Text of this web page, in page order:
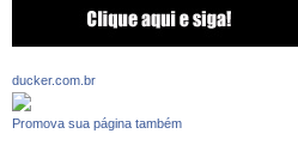
ducker.com.br
Promova sua página também